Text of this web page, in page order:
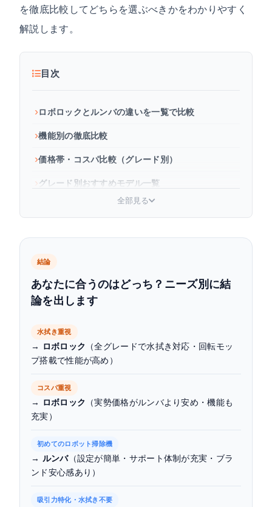
を徹底比較してどちらを選ぶべきかをわかりやすく
解説します。
目次
ロボロックとルンバの違いを一覧で比較
機能別の徹底比較
価格帯・コスパ比較（グレード別）
グレード別おすすめモデル一覧
まとめ：ロボロックとルンバの違いを徹底比較
よくある質問
全部見る
結論
あなたに合うのはどっち？ニーズ別に結
論を出します
水拭き重視
→ ロボロック
（全グレードで水拭き対応・回転モッ
プ搭載で性能が高め）
コスパ重視
→ ロボロック
（実勢価格がルンバより安め・機能も
充実）
初めてのロボット掃除機
→ ルンバ（設定が簡単・サポート体制が充実・ブラ
ンド安心感あり）
吸引力特化・水拭き不要